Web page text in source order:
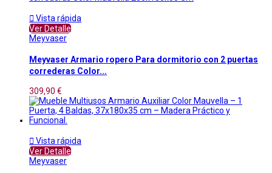
 Vista rápida
Ver Detalle
Meyvaser
Meyvaser Armario ropero Para dormitorio con 2 puertas
correderas Color...
309,90 €
 Vista rápida
Ver Detalle
Meyvaser